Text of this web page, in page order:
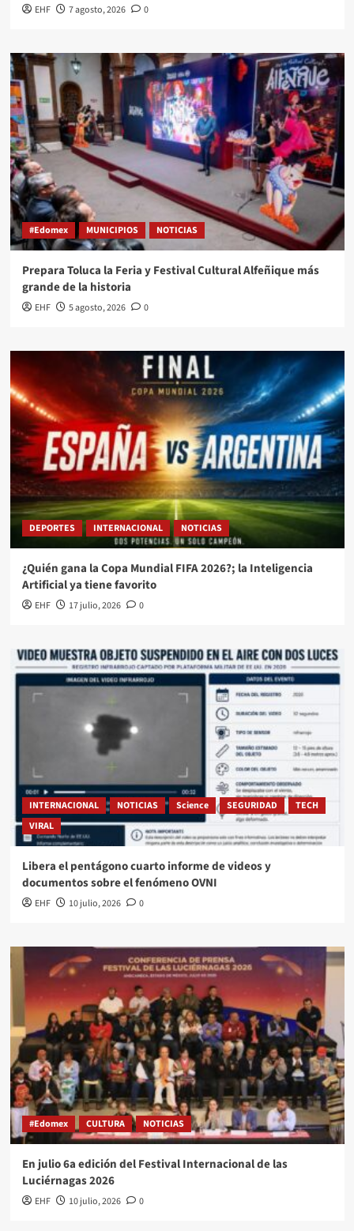
EHF 7 agosto, 2026 0
#Edomex MUNICIPIOS NOTICIAS
Prepara Toluca la Feria y Festival Cultural Alfeñique más
grande de la historia
EHF 5 agosto, 2026 0
DEPORTES INTERNACIONAL NOTICIAS
¿Quién gana la Copa Mundial FIFA 2026?; la Inteligencia
Artificial ya tiene favorito
EHF 17 julio, 2026 0
INTERNACIONAL NOTICIAS Science SEGURIDAD
TECH
VIRAL
Libera el pentágono cuarto informe de videos y
documentos sobre el fenómeno OVNI
EHF 10 julio, 2026 0
#Edomex CULTURA NOTICIAS
En julio 6a edición del Festival Internacional de las
Luciérnagas 2026
EHF 10 julio, 2026 0